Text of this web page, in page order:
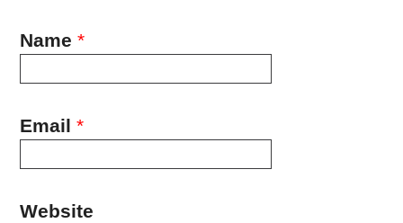
Name *
Email *
Website